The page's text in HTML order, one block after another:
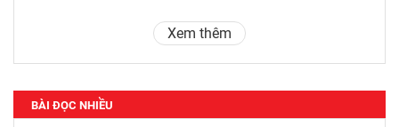
Xem thêm
BÀI ĐỌC NHIỀU